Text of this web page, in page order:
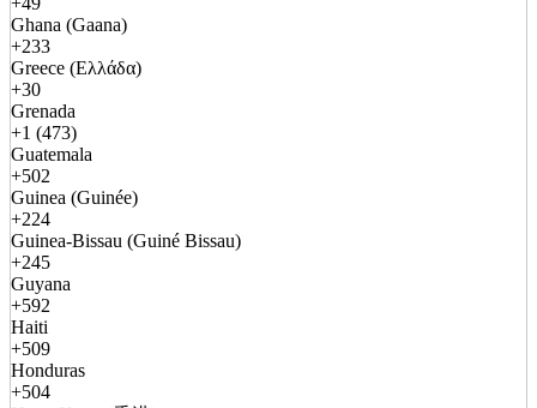
Ghana (Gaana)
+233
Greece (Ελλάδα)
+30
Grenada
+1 (473)
Guatemala
+502
Guinea (Guinée)
+224
Guinea-Bissau (Guiné Bissau)
+245
Guyana
+592
Haiti
+509
Honduras
+504